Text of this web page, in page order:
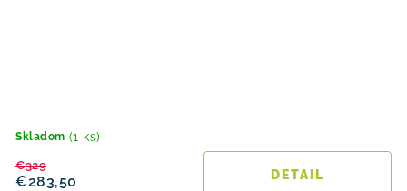
Skladom (1 ks)
€283,50
€329
DETAIL